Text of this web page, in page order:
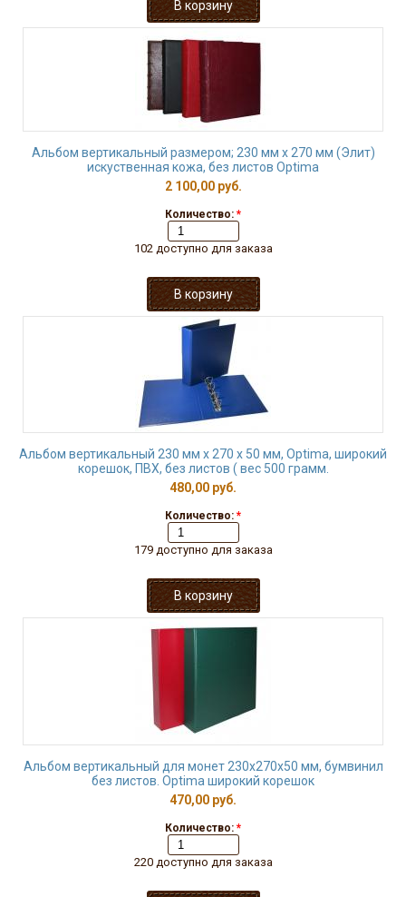
Альбом вертикальный размером; 230 мм х 270 мм (Элит)
искуственная кожа, без листов Optima
2 100,00 руб.
Количество: *
102 доступно для заказа
Альбом вертикальный 230 мм х 270 х 50 мм, Optima, широкий
корешок, ПВХ, без листов ( вес 500 грамм.
480,00 руб.
Количество: *
179 доступно для заказа
Альбом вертикальный для монет 230х270х50 мм, бумвинил
без листов. Optima широкий корешок
470,00 руб.
Количество: *
220 доступно для заказа